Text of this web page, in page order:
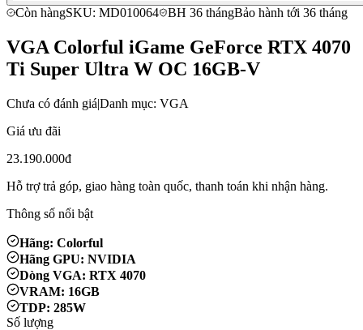
Còn hàngSKU: MD010064 BH 36 thángBảo hành tới 36 tháng
VGA Colorful iGame GeForce RTX 4070
Ti Super Ultra W OC 16GB-V
Chưa có đánh giá|Danh mục: VGA
Giá ưu đãi
23.190.000đ
Hỗ trợ trả góp, giao hàng toàn quốc, thanh toán khi nhận hàng.
Thông số nổi bật
Hãng: Colorful
Hãng GPU: NVIDIA
Dòng VGA: RTX 4070
VRAM: 16GB
TDP: 285W
Số lượng